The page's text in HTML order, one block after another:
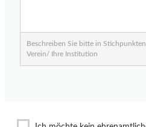
Beschreiben Sie bitte in
Verein/ Ihre Institution